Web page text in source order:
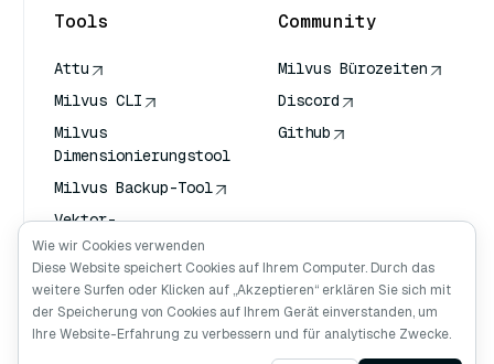
Tools
Attu
Milvus CLI
Milvus
Dimensionierungstool
Milvus Backup-Tool
Vektor-
Transportdienst
(VTS)
Deep Searcher
Claude Kontext
Community
Milvus Bürozeiten
Discord
Github
Wie wir Cookies verwenden
Diese Website speichert Cookies auf Ihrem Computer. Durch das
weitere Surfen oder Klicken auf „Akzeptieren“ erklären Sie sich mit
der Speicherung von Cookies auf Ihrem Gerät einverstanden, um
Ihre Website-Erfahrung zu verbessern und für analytische Zwecke.